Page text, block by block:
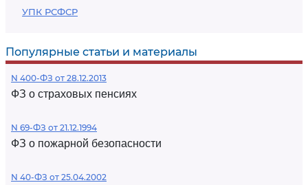
УПК РСФСР
Популярные статьи и материалы
N 400-ФЗ от 28.12.2013
ФЗ о страховых пенсиях
N 69-ФЗ от 21.12.1994
ФЗ о пожарной безопасности
N 40-ФЗ от 25.04.2002